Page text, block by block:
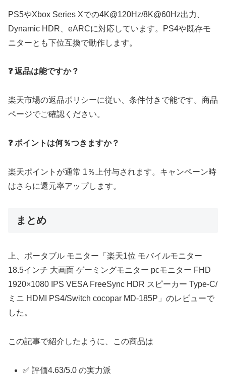
PS5やXbox Series Xでの4K@120Hz/8K@60Hz出力、
Dynamic HDR、eARCに対応しています。PS4や既存モ
ニターとも下位互換で動作します。
❓ 返品は能ですか？
楽天市場の返品ポリシーに従い、条件付きで能です。商品
ページでご確認ください。
❓ ポイントは何％つきますか？
楽天ポイントが通常 1％上付与されます。キャンペーン時
はさらに還元率アップします。
まとめ
上、ポータブル モニター「楽天1位 モバイルモニター
18.5インチ 大画面 ゲーミングモニター pcモニター FHD
1920×1080 IPS VESA FreeSync HDR スピーカー Type-C/
ミニ HDMI PS4/Switch cocopar MD-185P」のレビューで
した。
この記事で紹介したように、この商品は
✅ 評価4.63/5.0 の実力派